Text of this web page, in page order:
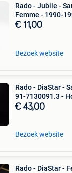
Rado - Jubile -
Femme - 1990-
€ 11,00
Bezoek website
Rado - DiaStar -
91-7130091.3 -
€ 43,00
Bezoek website
Rado - DiaStar -